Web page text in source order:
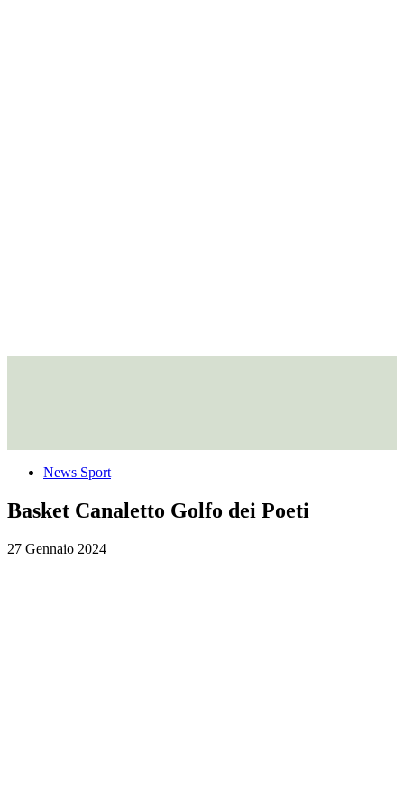
News Sport
Basket Canaletto Golfo dei Poeti
27 Gennaio 2024